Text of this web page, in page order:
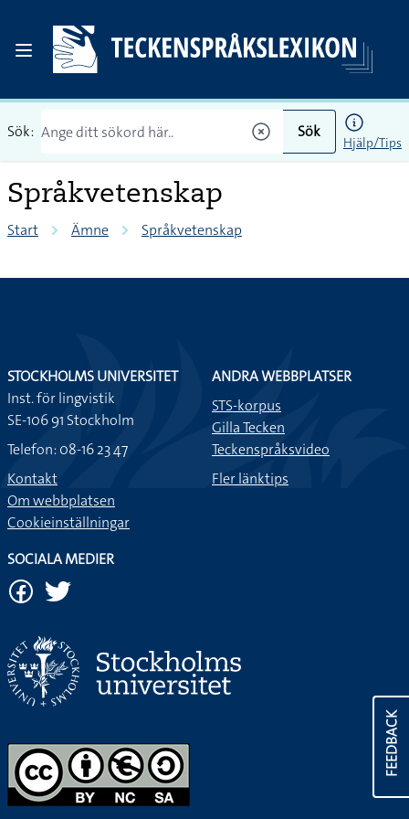
Sök: Sök
Hjälp/Tips
Språkvetenskap
Start Ämne Språkvetenskap
FEEDBACK
STOCKHOLMS UNIVERSITET
Inst. för lingvistik
SE-106 91 Stockholm
Telefon: 08-16 23 47
Kontakt
Om webbplatsen
Cookieinställningar
ANDRA WEBBPLATSER
STS-korpus
Gilla Tecken
Teckenspråksvideo
Fler länktips
SOCIALA MEDIER